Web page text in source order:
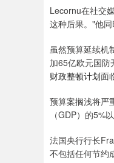
Lecornu在社交
这种后果。"他
虽然预算延续机
加65亿欧元国防
财政整顿计划面
预算案搁浅将严
（GDP）的5%
法国央行行长
不包括任何节约